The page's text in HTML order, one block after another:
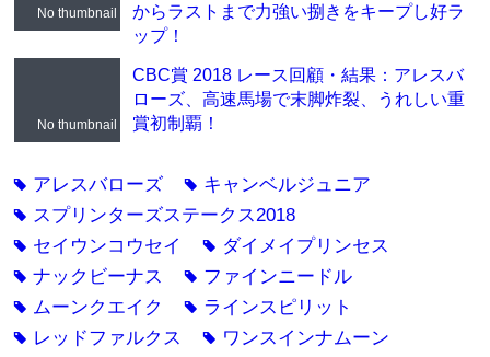
No thumbnail
からラストまで力強い捌きをキープし好ラ
ップ！
No thumbnail
CBC賞 2018 レース回顧・結果：アレスバ
ローズ、高速馬場で末脚炸裂、うれしい重
賞初制覇！
tag アレスバローズ tag キャンベルジュニア
tag スプリンターズステークス2018
tag セイウンコウセイ tag ダイメイプリンセス
tagナックビーナス tag ファインニードル
tag ムーンクエイク tag ラインスピリット
tag レッドファルクス tag ワンスインナムーン